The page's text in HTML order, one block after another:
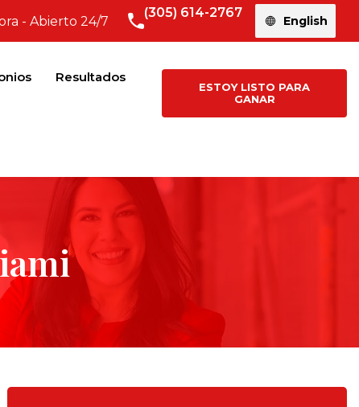
- Abierto 24/7
(305) 614-2767
English
Resultados
ESTOY LISTO PARA
GANAR